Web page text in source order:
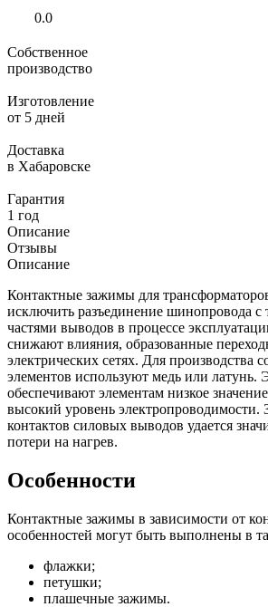
0.0
Собственное
производство
Изготовление
от 5 дней
Доставка
в Хабаровске
Гарантия
1 год
Описание
Отзывы
Описание
Контактные зажимы для
исключить разъединение шинопровода с
частями выводов в процессе
снижают влияния, образованные
электрических сетях. Для производства
элементов используют медь или латунь.
обеспечивают элементам низкое
высокий уровень электропроводимости.
контактов силовых выводов удается
потери на нагрев.
Особенности
Контактные зажимы в зависимости от
особенностей могут быть выполнены в
флажки;
петушки;
плашечные зажимы.